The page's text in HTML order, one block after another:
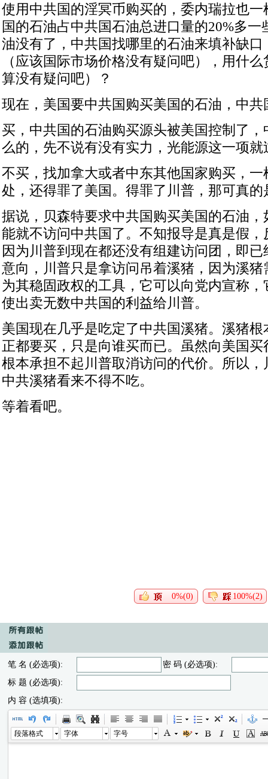
使用中共国的淫冥币购买的，委内瑞拉也
国的石油占中共国石油总进口量的20%多一
油没有了，中共国找哪里的石油来填补缺
（应该国际市场价格没有疑问吧），用什
算没有疑问吧）？
现在，美国要中共国购买美国的石油，中
买，中共国的石油购买源头被美国控制了
么的，先不说有没有实力，光能源这一项
不买，找加拿大或者中东其他国家购买，
处，还得罪了美国。得罪了川普，那可真
据说，贝森特要求中共国购买美国的石油
能就不访问中共国了。不知报导是真是假
因为川普到现在都还没有组建访问团，即
意向，川普只是拿访问吊着溪猪，因为溪
为其稳固政权的工具，它可以向党内宣称
使出卖无数中共国的利益给川普。
美国现在几乎是吃定了中共国溪猪。溪猪
正都要买，只是向谁买而已。虽然向美国
根本承担不起川普取消访问的代价。所以
中共溪猪看来不得不吃。
等着看吧。
0%(0) 100%(2)
笔 名 (必选项):
密 码 (必选项):
标 题 (必选项):
内 容 (选填项):
段落格式 字体 字号